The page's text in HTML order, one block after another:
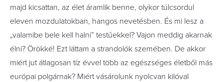
majd kicsattan, az élet áramlik benne, olykor túlcsordul
eleven mozdulatokban, hangos nevetésben. És mi lesz a
„valamibe bele kell halni” testűekkel? Vajon meddig akarnak
élni? Örökké! Ezt láttam a strandolók szemében. De akkor
miért jut átlagosan tíz évvel több az egészséges életből más
európai polgárnak? Miért vásárolunk nyolcvan kilóval